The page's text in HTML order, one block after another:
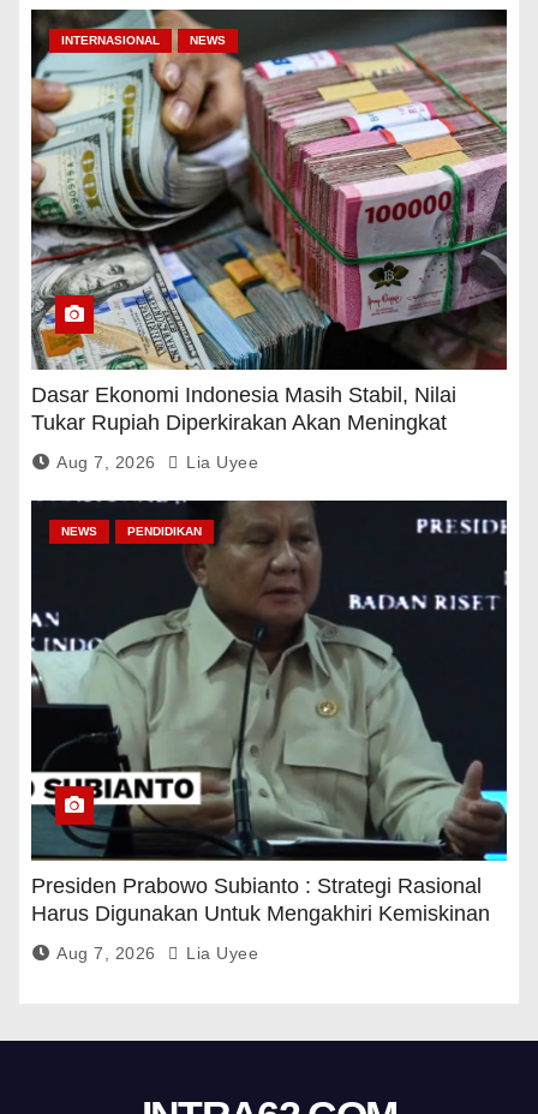
INTERNASIONAL NEWS
Dasar Ekonomi Indonesia Masih Stabil, Nilai
Tukar Rupiah Diperkirakan Akan Meningkat
Aug 7, 2026 Lia Uyee
NEWS PENDIDIKAN
Presiden Prabowo Subianto : Strategi Rasional
Harus Digunakan Untuk Mengakhiri Kemiskinan
Aug 7, 2026 Lia Uyee